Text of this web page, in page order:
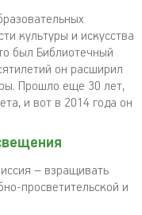
культуры и искусства
был Библиотечный
он расширил
Прошло еще 30 лет,
и вот в 2014 года он
– взращивать
просветительской и